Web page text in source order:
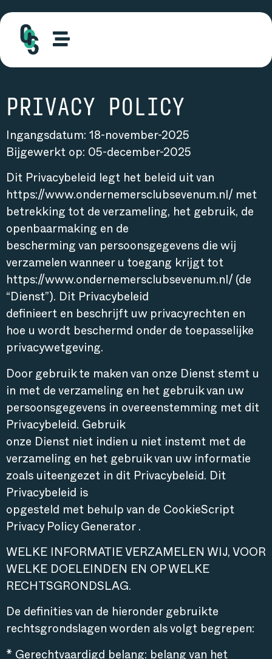
PRIVACY POLICY
Ingangsdatum: 18-november-2025
Bijgewerkt op: 05-december-2025
Dit Privacybeleid legt het beleid uit van
https://www.ondernemersclubsevenum.nl/ met
betrekking tot de verzameling, het gebruik, de
openbaarmaking en de
bescherming van persoonsgegevens die wij
verzamelen wanneer u toegang krijgt tot
https://www.ondernemersclubsevenum.nl/ (de
“Dienst”). Dit Privacybeleid
definieert en beschrijft uw privacyrechten en
hoe u wordt beschermd onder de toepasselijke
privacywetgeving.
Door gebruik te maken van onze Dienst stemt u
in met de verzameling en het gebruik van uw
persoonsgegevens in overeenstemming met dit
Privacybeleid. Gebruik
onze Dienst niet indien u niet instemt met de
verzameling en het gebruik van uw informatie
zoals uiteengezet in dit Privacybeleid. Dit
Privacybeleid is
opgesteld met behulp van de CookieScript
Privacy Policy Generator .
WELKE INFORMATIE VERZAMELEN WIJ, VOOR
WELKE DOELEINDEN EN OP WELKE
RECHTSGRONDSLAG.
De definities van de hieronder gebruikte
rechtsgrondslagen worden als volgt begrepen:
* Gerechtvaardigd belang: belang van het